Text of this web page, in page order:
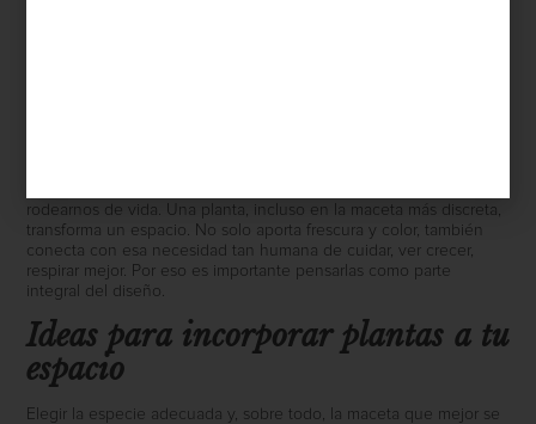
rodearnos de vida. Una planta, incluso en la maceta más discreta,
transforma un espacio. No solo aporta frescura y color, también
conecta con esa necesidad tan humana de cuidar, ver crecer,
respirar mejor. Por eso es importante pensarlas como parte
integral del diseño.
Ideas para incorporar plantas a tu
espacio
Elegir la especie adecuada y, sobre todo, la maceta que mejor se